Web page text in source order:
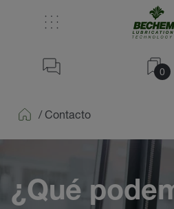
0
/ Contacto
¿Qué